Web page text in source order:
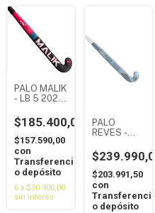
PALO MALIK
- LB 5 2025
10%
CARBONO
$185.400,00
$157.590,00
con
Transferencia
o depósito
6 x $30.900,00
sin interés
PALO
REVES -
1530- 15%
CARBONO
$203.991,50
con
o depósito